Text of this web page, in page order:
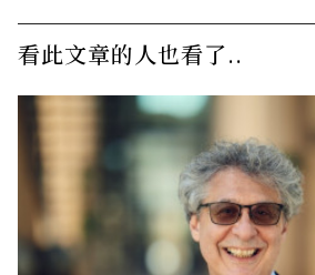
看此文章的人也看了..